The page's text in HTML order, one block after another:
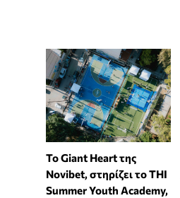
To Giant Heart της
Novibet, στηρίζει το THI
Summer Youth Academy,